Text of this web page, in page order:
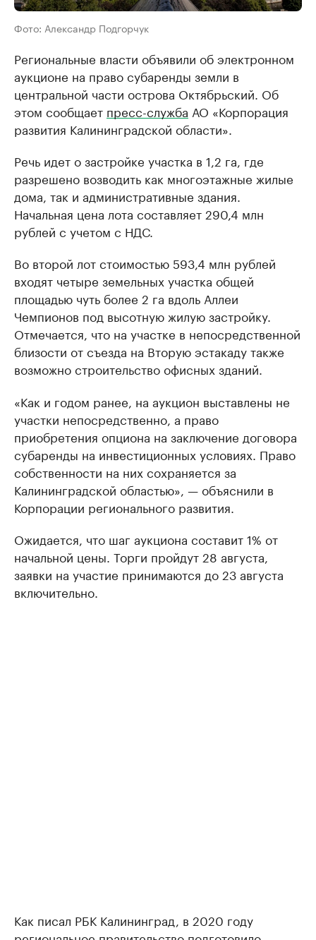
Фото: Александр Подгорчук
Региональные власти объявили об электронном
аукционе на право субаренды земли в
центральной части острова Октябрьский. Об
этом сообщает пресс-служба АО «Корпорация
развития Калининградской области».
Речь идет о застройке участка в 1,2 га, где
разрешено возводить как многоэтажные жилые
дома, так и административные здания.
Начальная цена лота составляет 290,4 млн
рублей с учетом с НДС.
Во второй лот стоимостью 593,4 млн рублей
входят четыре земельных участка общей
площадью чуть более 2 га вдоль Аллеи
Чемпионов под высотную жилую застройку.
Отмечается, что на участке в непосредственной
близости от съезда на Вторую эстакаду также
возможно строительство офисных зданий.
«Как и годом ранее, на аукцион выставлены не
участки непосредственно, а право
приобретения опциона на заключение договора
субаренды на инвестиционных условиях. Право
собственности на них сохраняется за
Калининградской областью», — объяснили в
Корпорации регионального развития.
Ожидается, что шаг аукциона составит 1% от
начальной цены. Торги пройдут 28 августа,
заявки на участие принимаются до 23 августа
включительно.
Как писал РБК Калининград, в 2020 году